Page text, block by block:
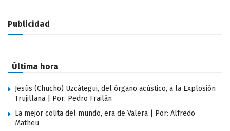
Publicidad
Última hora
Jesús (Chucho) Uzcátegui, del órgano acústico, a la Explosión
Trujillana | Por: Pedro Frailán
La mejor colita del mundo, era de Valera | Por: Alfredo
Matheu